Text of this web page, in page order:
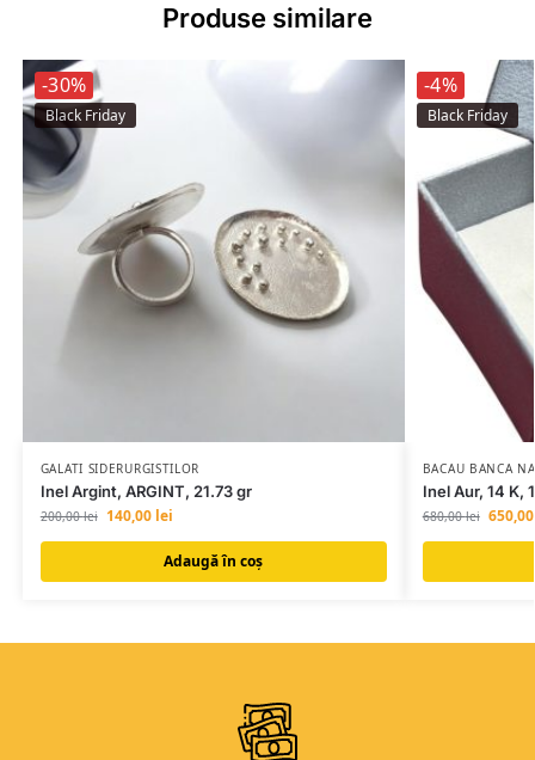
Produse similare
-30%
Black Friday
GALATI SIDERURGISTILOR
Inel Argint, ARGINT, 21.73 gr
200,00lei 140,00 lei
Adaugă în coș
-4%
Black Friday
BACAU BANCA
Inel Aur, 14 K,
680,00lei